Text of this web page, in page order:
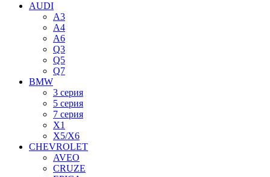
AUDI
A3
A4
A6
Q3
Q5
Q7
BMW
3 серия
5 серия
7 серия
X1
X5/X6
CHEVROLET
AVEO
CRUZE